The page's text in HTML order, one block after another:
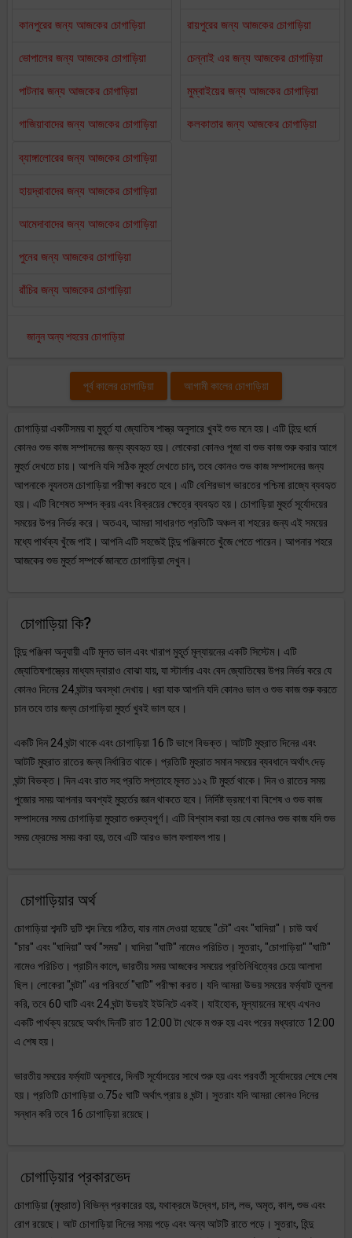
কানপুরের জন্য আজকের চোগাড়িয়া
ভোপালের জন্য আজকের চোগাড়িয়া
পাটনার জন্য আজকের চোগাড়িয়া
গাজিয়াবাদের জন্য আজকের চোগাড়িয়া
রায়পুরের জন্য আজকের চোগাড়িয়া
চেন্নাই এর জন্য আজকের চোগাড়িয়া
মুম্বাইয়ের জন্য আজকের চোগাড়িয়া
কলকাতার জন্য আজকের চোগাড়িয়া
ব্যাঙ্গালোরের জন্য আজকের চোগাড়িয়া
হায়দ্রাবাদের জন্য আজকের চোগাড়িয়া
আমেদাবাদের জন্য আজকের চোগাড়িয়া
পুনের জন্য আজকের চোগাড়িয়া
রাঁচির জন্য আজকের চোগাড়িয়া
জানুন অন্য শহরের চোগাড়িয়া
পূর্ব কালের চোগাড়িয়া আগামী কালের চোগাড়িয়া
চোগাড়িয়া একটিসময় বা মুহূর্ত যা জ্যোতিষ শাস্ত্র অনুসারে খুবই শুভ মনে হয়। এটি হিন্দু ধর্মে
কোনও শুভ কাজ সম্পাদনের জন্য ব্যবহৃত হয়। লোকেরা কোনও পূজা বা শুভ কাজ শুরু করার আগে
মুহুর্ত দেখতে চায়। আপনি যদি সঠিক মুহুর্ত দেখতে চান, তবে কোনও শুভ কাজ সম্পাদনের জন্য
আপনাকে ন্যূনতম চোগাড়িয়া পরীক্ষা করতে হবে। এটি বেশিরভাগ ভারতের পশ্চিমা রাজ্যে ব্যবহৃত
হয়। এটি বিশেষত সম্পদ ক্রয় এবং বিক্রয়ের ক্ষেত্রে ব্যবহৃত হয়। চোগাড়িয়া মুহুর্ত সূর্যোদয়ের
সময়ের উপর নির্ভর করে। অতএব, আমরা সাধারণত প্রতিটি অঞ্চল বা শহরের জন্য এই সময়ের
মধ্যে পার্থক্য খুঁজে পাই। আপনি এটি সহজেই হিন্দু পঞ্জিকাতে খুঁজে পেতে পারেন। আপনার শহরে
আজকের শুভ মুহুর্ত সম্পর্কে জানতে চোগাড়িয়া দেখুন।
চোগাড়িয়া কি?
হিন্দু পঞ্জিকা অনুযায়ী এটি মূলত ভাল এবং খারাপ মুহূর্ত মূল্যায়নের একটি সিস্টেম। এটি
জ্যোতিষশাস্ত্রের মাধ্যম দ্বারাও বোঝা যায়, যা স্টার্লার এবং বেদ জ্যোতিষের উপর নির্ভর করে যে
কোনও দিনের 24 ঘন্টার অবস্থা দেখায়। ধরা যাক আপনি যদি কোনও ভাল ও শুভ কাজ শুরু করতে
চান তবে তার জন্য চোগাড়িয়া মুহুর্ত খুবই ভাল হবে।
একটি দিন 24 ঘন্টা থাকে এবং চোগাড়িয়া 16 টি ভাগে বিভক্ত। আটটি মুহুরাত দিনের এবং
আটটি মুহুরাত রাতের জন্য নির্ধারিত থাকে। প্রতিটি মুহুরাত সমান সময়ের ব্যবধানে অর্থাৎ দেড়
ঘন্টা বিভক্ত। দিন এবং রাত সহ প্রতি সপ্তাহে মূলত ১১২ টি মুহুর্ত থাকে। দিন ও রাতের সময়
পুজোর সময় আপনার অবশ্যই মুহুর্তের জ্ঞান থাকতে হবে। নির্দিষ্ট ভ্রমণে বা বিশেষ ও শুভ কাজ
সম্পাদনের সময় চোগাড়িয়া মুহুরাত গুরুত্বপূর্ণ। এটি বিশ্বাস করা হয় যে কোনও শুভ কাজ যদি শুভ
সময় ফ্রেমের সময় করা হয়, তবে এটি আরও ভাল ফলাফল পায়।
চোগাড়িয়ার অর্থ
চোগাড়িয়া শব্দটি দুটি শব্দ নিয়ে গঠিত, যার নাম দেওয়া হয়েছে "চৌ" এবং "ঘাদিয়া"। চাউ অর্থ
"চার" এবং "ঘাদিয়া" অর্থ "সময়"। ঘাদিয়া "ঘাটি" নামেও পরিচিত। সুতরাং, "চোগাড়িয়া" "ঘাটি"
নামেও পরিচিত। প্রাচীন কালে, ভারতীয় সময় আজকের সময়ের প্রতিনিধিত্বের চেয়ে আলাদা
ছিল। লোকেরা "ঘন্টা" এর পরিবর্তে "ঘাটি" পরীক্ষা করত। যদি আমরা উভয় সময়ের ফর্ম্যাট তুলনা
করি, তবে 60 ঘাটি এবং 24 ঘন্টা উভয়ই ইউনিটে একই। যাইহোক, মূল্যায়নের মধ্যে এখনও
একটি পার্থক্য রয়েছে অর্থাৎ দিনটি রাত 12:00 টা থেকে ম শুরু হয় এবং পরের মধ্যরাতে 12:00
এ শেষ হয়।
ভারতীয় সময়ের ফর্ম্যাট অনুসারে, দিনটি সূর্যোদয়ের সাথে শুরু হয় এবং পরবর্তী সূর্যোদয়ের শেষে শেষ
হয়। প্রতিটি চোগাড়িয়া ৩.75৫ ঘাটি অর্থাৎ প্রায় ৪ ঘন্টা। সুতরাং যদি আমরা কোনও দিনের
সন্ধান করি তবে 16 চোগাড়িয়া রয়েছে।
চোগাড়িয়ার প্রকারভেদ
চোগাড়িয়া (মুহুরাত) বিভিন্ন প্রকারের হয়, যথাক্রমে উদ্বেগ, চাল, লভ, অমৃত, কাল, শুভ এবং
রোগ রয়েছে। আট চোগাড়িয়া দিনের সময় পড়ে এবং অন্য আটটি রাতে পড়ে। সুতরাং, হিন্দু